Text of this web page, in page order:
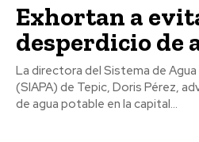
Exhortan a
desperdicio de
La directora del Sistema de
(SIAPA) de Tepic, Doris Pérez,
de agua potable en la capital...